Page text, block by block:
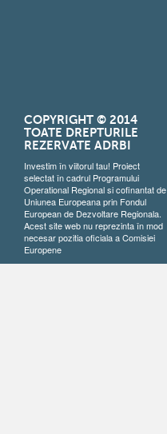
COPYRIGHT © 2014
TOATE DREPTURILE
REZERVATE ADRBI
Investim în viitorul tau! Proiect
selectat în cadrul Programului
Operational Regional si cofinantat de
Uniunea Europeana prin Fondul
European de Dezvoltare Regionala.
Acest site web nu reprezinta în mod
necesar pozitia oficiala a Comisiei
Europene